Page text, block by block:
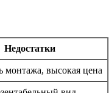
Недостатки
монтажа, высокая цена